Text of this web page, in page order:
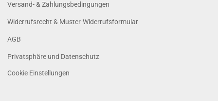
Versand- & Zahlungsbedingungen
Widerrufsrecht & Muster-Widerrufsformular
AGB
Privatsphäre und Datenschutz
Cookie Einstellungen